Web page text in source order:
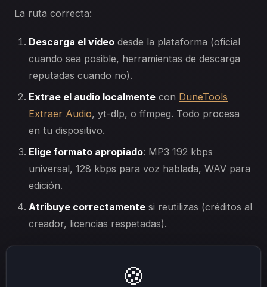
La ruta correcta:
Descarga el vídeo desde la plataforma (oficial
cuando sea posible, herramientas de descarga
reputadas cuando no).
Extrae el audio localmente con DuneTools
Extraer Audio, yt-dlp, o ffmpeg. Todo procesa
en tu dispositivo.
Elige formato apropiado: MP3 192 kbps
universal, 128 kbps para voz hablada, WAV para
edición.
Atribuye correctamente si reutilizas (créditos al
creador, licencias respetadas).
opción: anuncios fraudulentos, tracking, malware
🍪